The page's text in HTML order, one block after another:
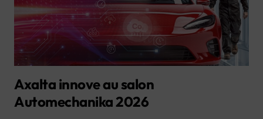
Axalta innove au salon
Automechanika 2026